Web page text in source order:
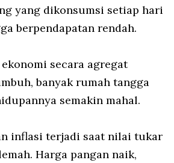
yang dikonsumsi setiap hari
berpendapatan rendah.
secara agregat
banyak rumah tangga
semakin mahal.
inflasi terjadi saat nilai tukar
Harga pangan naik,